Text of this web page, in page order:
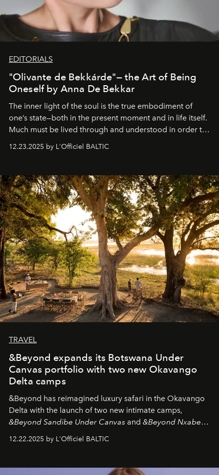
EDITORIALS
"Olivante de Bekkárde"— the Art of Being
Oneself by Anna De Bekkar
The inner light of the soul is the true embodiment of
one’s state—both in the present moment and in life itself.
Much must be lived through and understood in order to
everyone sees at once, not everyone understands
away. Time is essential, for beneath countless irresistible
masks, something truly beautiful hides modestly, without
seeking attention. To perceive the real essence, one
needs the art of reinterpretation. We have named this
look "Olivante".
12.23.2025 by L'Officiel BALTIC
TRAVEL
&Beyond expands its Botswana Under
Canvas portfolio with two new Okavango
Delta camps
&Beyond has reimagined luxury safari in the Okavango
Delta with the launch of two new intimate camps,
&Beyond Sandibe Under Canvas and &Beyond Nxabega
&Beyond Chobe Under Canvas
iconic wild places, a journey offering a rare combination
12.22.2025 by L'Officiel BALTIC